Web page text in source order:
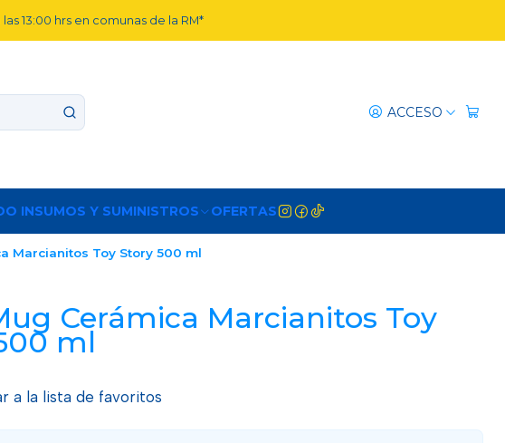
ACCESO
INSUMOS Y SUMINISTROS OFERTAS
13:00 hrs en comunas de la RM*
Marcianitos Toy Story 500 ml
Cerámica Marcianitos Toy
ml
a la lista de favoritos